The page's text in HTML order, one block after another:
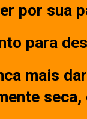
por sua
para
mais
seca,